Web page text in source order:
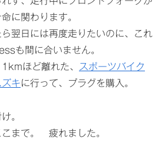
に関わります。
翌日には再度走りたいのに、これ
も間に合いません。
ほど離れた、
スポーツバイク
キに行って、プラグを購入。
。
まで。 疲れました。